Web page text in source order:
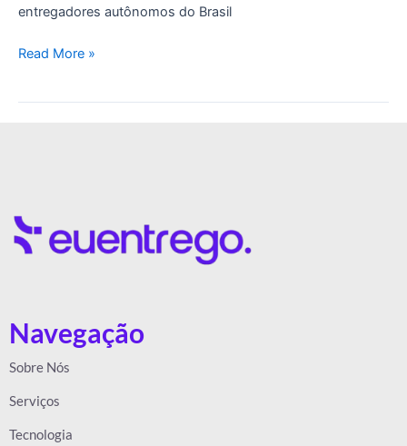
entregadores autônomos do Brasil
Read More »
Navegação
Sobre Nós
Serviços
Tecnologia